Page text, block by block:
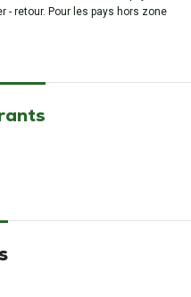
- retour. Pour les pays hors zone